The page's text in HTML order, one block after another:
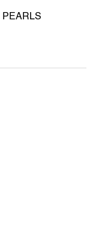
PEARLS